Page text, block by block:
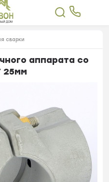
сварки
аппарата со
25мм